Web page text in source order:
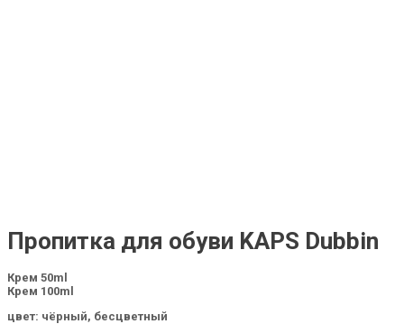
Пропитка для обуви KAPS Dubbin
Крем 50ml
Крем 100ml
цвет: чёрный, бесцветный